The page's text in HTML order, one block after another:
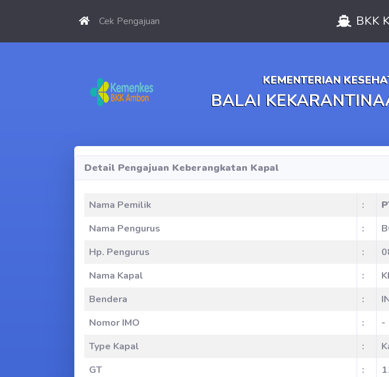
BKK
Cek Pengajuan
KEMENTERIAN
BALAI
Detail Pengajuan Keberangkatan Kapal
Nama Pemilik :
Nama Pengurus
:
Hp. Pengurus
:
Nama Kapal
:
Bendera
:
Nomor IMO
:
-
Type Kapal
:
GT
: